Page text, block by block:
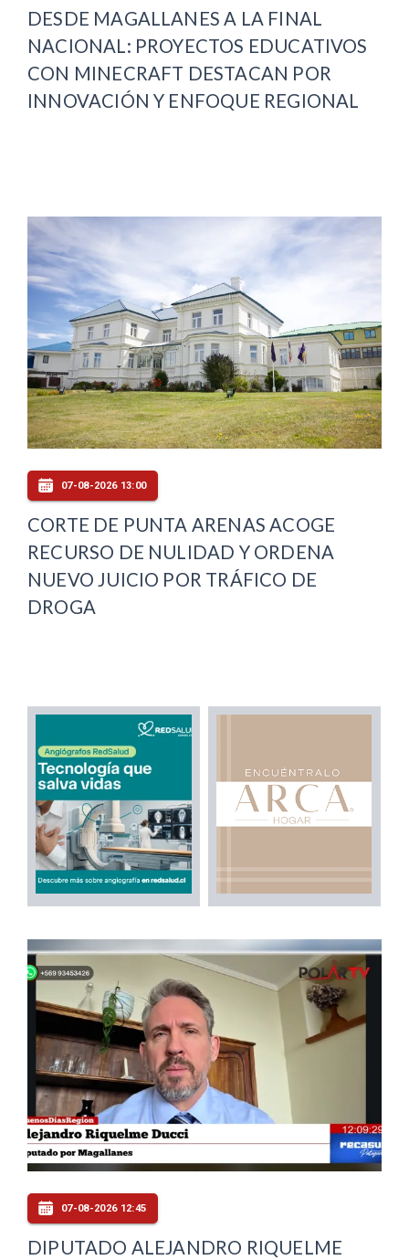
DESDE MAGALLANES A LA FINAL
NACIONAL: PROYECTOS EDUCATIVOS
CON MINECRAFT DESTACAN POR
INNOVACIÓN Y ENFOQUE REGIONAL
07-08-2026 13:00
CORTE DE PUNTA ARENAS ACOGE
RECURSO DE NULIDAD Y ORDENA
NUEVO JUICIO POR TRÁFICO DE
DROGA
07-08-2026 12:45
DIPUTADO ALEJANDRO RIQUELME